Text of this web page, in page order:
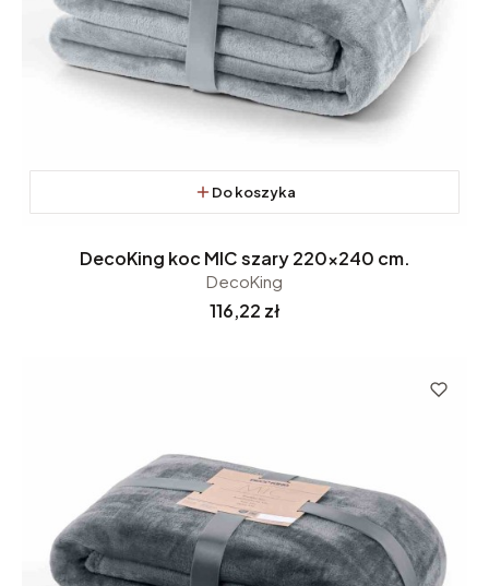
Do koszyka
DecoKing koc MIC szary 220x240 cm.
DecoKing
Cena
116,22 zł